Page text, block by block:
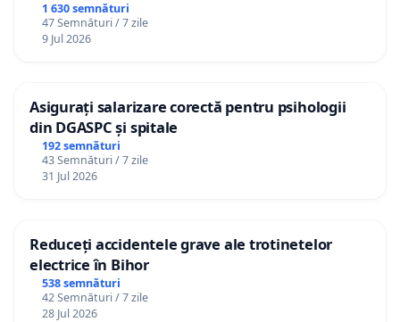
1 630 semnături
47 Semnături / 7 zile
9 Jul 2026
Asigurați salarizare corectă pentru psihologii
din DGASPC și spitale
192 semnături
43 Semnături / 7 zile
31 Jul 2026
Reduceți accidentele grave ale trotinetelor
electrice în Bihor
538 semnături
42 Semnături / 7 zile
28 Jul 2026